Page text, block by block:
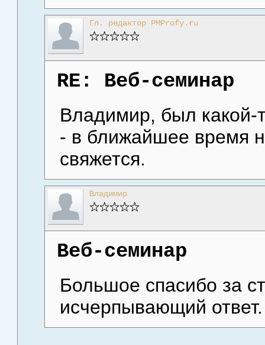
Гл. редактор PMProfy.ru
RE: Веб-семинар
Владимир, был
- в ближайшее время
свяжется.
Владимир
Веб-семинар
Большое спасибо за
исчерпывающий